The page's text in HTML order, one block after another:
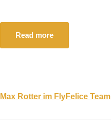
Read more
Max Rotter im FlyFelice Team